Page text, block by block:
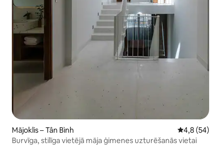
Mājoklis – Tân Bình Vidējais
4,8 (54)
Burvīga, stilīga vietējā māja ģimenes uzturēšanās vietai